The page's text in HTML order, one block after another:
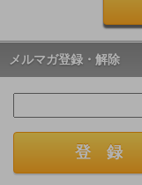
メルマガ登録・解除